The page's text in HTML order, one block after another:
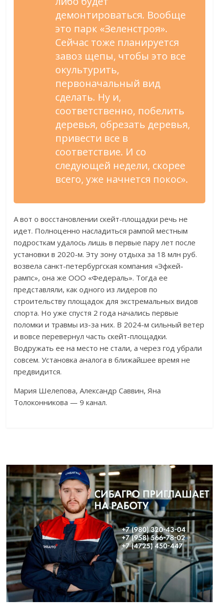
демонтироваться. Вообще
это парк «Зеленстроя».
Сейчас тоже планируется
завоз щепы, чтобы это все
окультурить,
первоначальный вид
сделать. Ну и,
соответственно, побелить
деревья, обрезать деревья,
привести все в
соответствие. И со
следующей недели, скорее
всего, уже начнется покос».
А вот о восстановлении скейт-площадки речь не
идет. Полноценно насладиться рампой местным
подросткам удалось лишь в первые пару лет после
установки в 2020-м. Эту зону отдыха за 18 млн руб.
возвела санкт-петербургская компания «Эфкей-
рампс», она же ООО «Федераль». Тогда ее
представляли, как одного из лидеров по
строительству площадок для экстремальных видов
спорта. Но уже спустя 2 года начались первые
поломки и травмы из-за них. В 2024-м сильный ветер
и вовсе перевернул часть скейт-площадки.
Водружать ее на место не стали, а через год убрали
совсем. Установка аналога в ближайшее время не
предвидится.
Мария Шелепова, Александр Саввин, Яна
Толоконникова — 9 канал.